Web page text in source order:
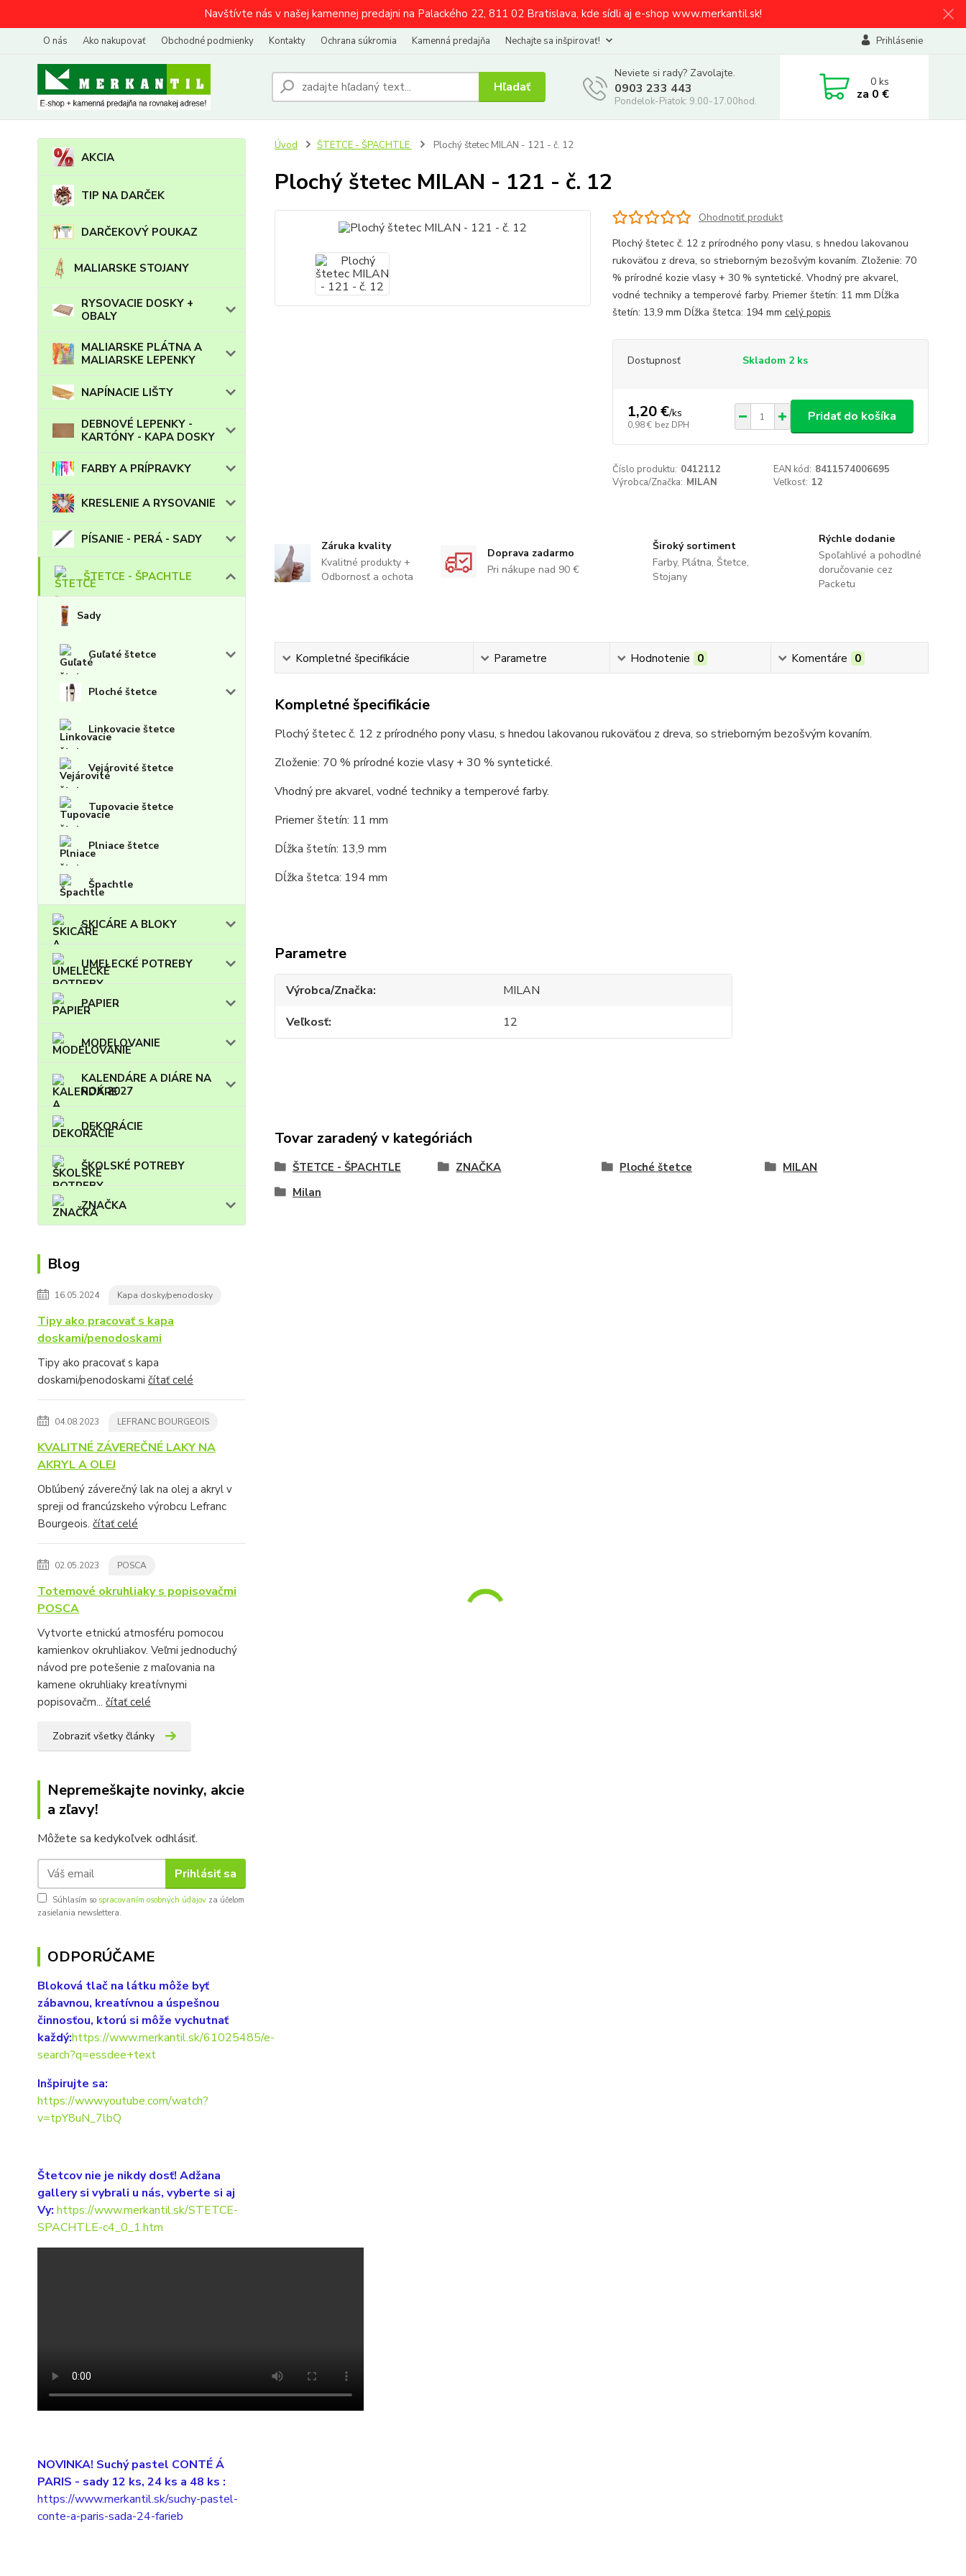
Navštívte nás v našej kamennej predajni na Palackého 22, 811 02 Bratislava, kde sídli aj e-shop www.merkantil.sk!
O nás Ako nakupovať Obchodné podmienky Kontakty Ochrana súkromia Kamenná predajňa Nechajte sa inšpirovať! Prihlásenie
Hľadať
Neviete si rady? Zavolajte.
0903 233 443
Pondelok-Piatok: 9.00-17.00hod.
0ks
za 0 €
AKCIA
TIP NA DARČEK
DARČEKOVÝ POUKAZ
MALIARSKE STOJANY
RYSOVACIE DOSKY +
OBALY
MALIARSKE PLÁTNA A
MALIARSKE LEPENKY
NAPÍNACIE LIŠTY
DEBNOVÉ LEPENKY -
KARTÓNY - KAPA DOSKY
FARBY A PRÍPRAVKY
KRESLENIE A RYSOVANIE
PÍSANIE - PERÁ - SADY
ŠTETCE - ŠPACHTLE
Sady
Guľaté štetce
Ploché štetce
Linkovacie štetce
Vejárovité štetce
Tupovacie štetce
Plniace štetce
Špachtle
SKICÁRE A BLOKY
UMELECKÉ POTREBY
PAPIER
MODELOVANIE
KALENDÁRE A DIÁRE NA
ROK 2027
DEKORÁCIE
ŠKOLSKÉ POTREBY
ZNAČKA
Blog
16.05.2024 Kapa dosky/penodosky
Tipy ako pracovať s kapa
doskami/penodoskami
Tipy ako pracovať s kapa
doskami/penodoskami čítať celé
04.08.2023 LEFRANC BOURGEOIS
KVALITNÉ ZÁVEREČNÉ LAKY NA
AKRYL A OLEJ
Obľúbený záverečný lak na olej a akryl v
spreji od francúzskeho výrobcu Lefranc
Bourgeois. čítať celé
02.05.2023 POSCA
Totemové okruhliaky s popisovačmi
POSCA
Vytvorte etnickú atmosféru pomocou
kamienkov okruhliakov. Veľmi jednoduchý
návod pre potešenie z maľovania na
kamene okruhliaky kreatívnymi
popisovačm... čítať celé
Zobraziť všetky články
Nepremeškajte novinky, akcie
a zľavy!
Môžete sa kedykoľvek odhlásiť.
Prihlásiť sa
Súhlasím so spracovaním osobných údajov za účelom
zasielania newslettera.
ODPORÚČAME
Bloková tlač na látku môže byť
zábavnou, kreatívnou a úspešnou
činnosťou, ktorú si môže vychutnať
každý:https://www.merkantil.sk/61025485/e-
search?q=essdee+text
Inšpirujte sa:
https://www.youtube.com/watch?
v=tpY8uN_7lbQ
Štetcov nie je nikdy dosť! Adžana
gallery si vybrali u nás, vyberte si aj
Vy: https://www.merkantil.sk/STETCE-
SPACHTLE-c4_0_1.htm
NOVINKA! Suchý pastel CONTÉ Á
PARIS - sady 12 ks, 24 ks a 48 ks :
https://www.merkantil.sk/suchy-pastel-
conte-a-paris-sada-24-farieb
Úvod ŠTETCE - ŠPACHTLE Plochý štetec MILAN - 121 - č. 12
Plochý štetec MILAN - 121 - č. 12
Ohodnotiť produkt
Plochý štetec č. 12 z prírodného pony vlasu, s hnedou lakovanou
rukoväťou z dreva, so strieborným bezošvým kovaním. Zloženie: 70
% prírodné kozie vlasy + 30 % syntetické. Vhodný pre akvarel,
vodné techniky a temperové farby. Priemer štetín: 11 mm Dĺžka
štetín: 13,9 mm Dĺžka štetca: 194 mm celý popis
Dostupnosť Skladom 2 ks
1,20 €/ks
0,98 € bez DPH
Pridať do košíka
Číslo produktu: 0412112 EAN kód: 8411574006695
Výrobca/Značka: MILAN Veľkosť: 12
Záruka kvality
Kvalitné produkty +
Odbornosť a ochota
Doprava zadarmo
Pri nákupe nad 90 €
Široký sortiment
Farby, Plátna, Štetce,
Stojany
Rýchle dodanie
Spoľahlivé a pohodlné
doručovanie cez
Packetu
Kompletné špecifikácie Parametre Hodnotenie 0 Komentáre 0
Kompletné špecifikácie
Plochý štetec č. 12 z prírodného pony vlasu, s hnedou lakovanou rukoväťou z dreva, so strieborným bezošvým kovaním.
Zloženie: 70 % prírodné kozie vlasy + 30 % syntetické.
Vhodný pre akvarel, vodné techniky a temperové farby.
Priemer štetín: 11 mm
Dĺžka štetín: 13,9 mm
Dĺžka štetca: 194 mm
Parametre
Výrobca/Značka
MILAN
Veľkosť
12
Tovar zaradený v kategóriách
ŠTETCE - ŠPACHTLE ZNAČKA Ploché štetce
MILAN
Milan